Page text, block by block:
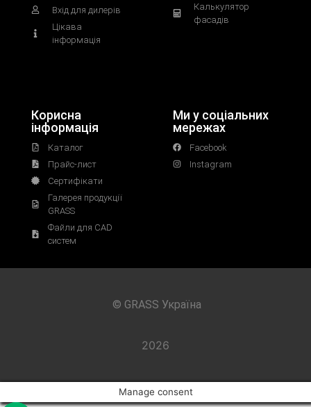
Вхід для дилерів
Цікава
інформація
Калькулятор
фасадів
Корисна
інформація
Каталог
Прайс-лист
Сертифікати
Галерея продукції
GRASS
Файли для CAD
систем
Ми у соціальних
мережах
Facebook
Instagram
© GRASS Україна
2026
Manage consent